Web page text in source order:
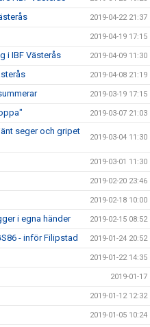
2019-04-22 21:37
2019-04-19 17:15
i IBF Västerås 2019-04-09 11:30
2019-04-08 21:19
2019-03-19 17:15
2019-03-07 21:03
seger och gripet
2019-03-04 11:30
2019-03-01 11:30
2019-02-20 23:46
2019-02-18 10:00
i egna händer 2019-02-15 08:52
- inför Filipstad 2019-01-24 20:52
2019-01-22 14:35
2019-01-17
2019-01-12 12:32
2019-01-05 10:24